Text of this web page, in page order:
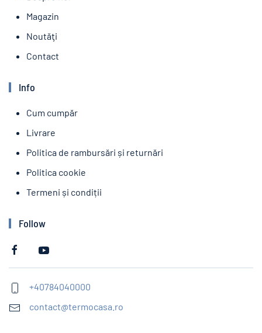
Magazin
Noutăţi
Contact
Info
Cum cumpăr
Livrare
Politica de rambursări și returnări
Politica cookie
Termeni și condiții
Follow
+40784040000
contact@termocasa.ro